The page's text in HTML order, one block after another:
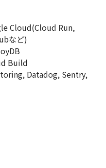
Cloud(Cloud Run,
など)
Build
Datadog, Sentry,